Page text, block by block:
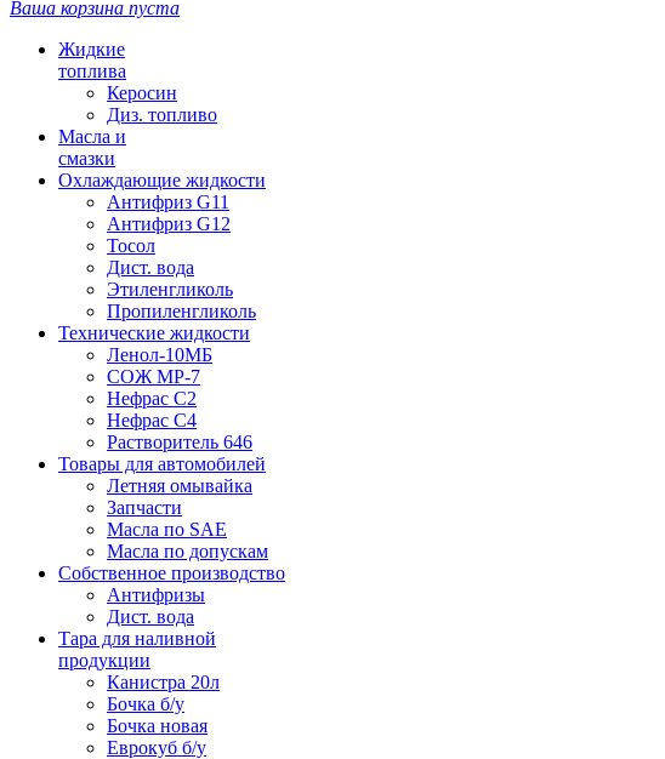
Ваша корзина пуста
Жидкие
топлива
Керосин
Диз. топливо
Масла и
смазки
Охлаждающие жидкости
Антифриз G11
Антифриз G12
Тосол
Дист. вода
Этиленгликоль
Пропиленгликоль
Технические жидкости
Ленол-10МБ
СОЖ МР-7
Нефрас С2
Нефрас С4
Растворитель 646
Товары для автомобилей
Летняя омывайка
Запчасти
Масла по SAE
Масла по допускам
Собственное производство
Антифризы
Дист. вода
Тара для наливной
продукции
Канистра 20л
Бочка б/у
Бочка новая
Еврокуб б/у